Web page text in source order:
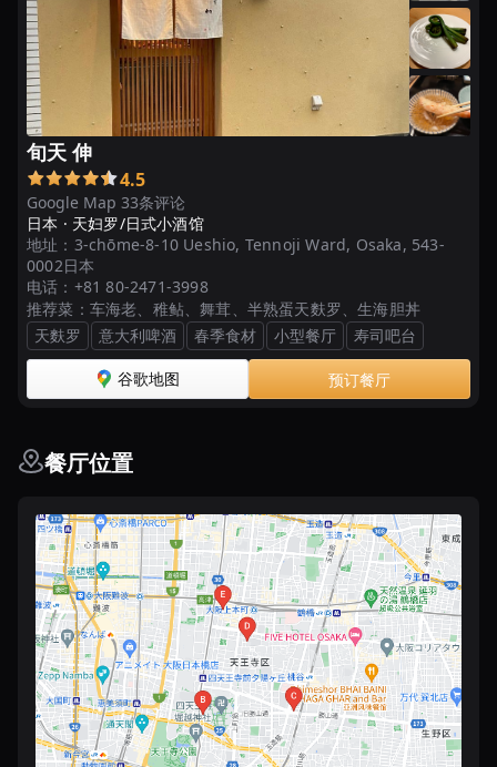
旬天 伸
Google Map 33条评论
4.5
日本 · 天妇罗/日式小酒馆
地址： 3-chōme-8-10 Ueshio, Tennoji Ward, Osaka, 543-
0002日本
电话： +81 80-2471-3998
推荐菜： 车海老、稚鲇、舞茸、半熟蛋天麩罗、生海胆丼
天麩罗
意大利啤酒 春季食材 小型餐厅 寿司吧台
谷歌地图 预订餐厅
餐厅位置